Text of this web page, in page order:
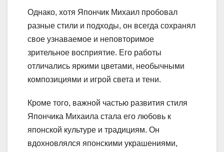
Однако, хотя Япончик Михаил пробовал
разные стили и подходы, он всегда сохранял
свое узнаваемое и неповторимое
зрительное восприятие. Его работы
отличались яркими цветами, необычными
композициями и игрой света и тени.
Кроме того, важной частью развития стиля
Япончика Михаила стала его любовь к
японской культуре и традициям. Он
вдохновлялся японскими украшениями,